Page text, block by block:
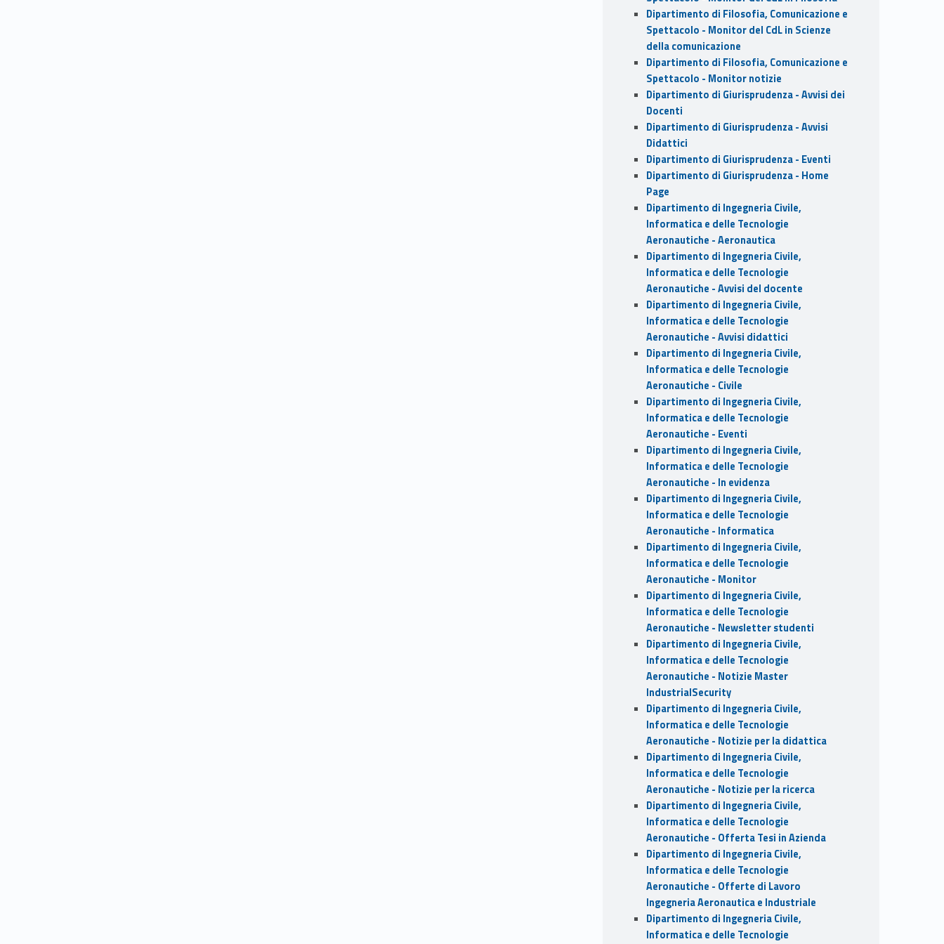
Dipartimento di Filosofia, Comunicazione e
Spettacolo - Monitor del CdL in Scienze
della comunicazione
Dipartimento di Filosofia, Comunicazione e
Spettacolo - Monitor notizie
Dipartimento di Giurisprudenza - Avvisi dei
Docenti
Dipartimento di Giurisprudenza - Avvisi
Didattici
Dipartimento di Giurisprudenza - Eventi
Dipartimento di Giurisprudenza - Home
Page
Dipartimento di Ingegneria Civile,
Informatica e delle Tecnologie
Aeronautiche - Aeronautica
Dipartimento di Ingegneria Civile,
Informatica e delle Tecnologie
Aeronautiche - Avvisi del docente
Dipartimento di Ingegneria Civile,
Informatica e delle Tecnologie
Aeronautiche - Avvisi didattici
Dipartimento di Ingegneria Civile,
Informatica e delle Tecnologie
Aeronautiche - Civile
Dipartimento di Ingegneria Civile,
Informatica e delle Tecnologie
Aeronautiche - Eventi
Dipartimento di Ingegneria Civile,
Informatica e delle Tecnologie
Aeronautiche - In evidenza
Dipartimento di Ingegneria Civile,
Informatica e delle Tecnologie
Aeronautiche - Informatica
Dipartimento di Ingegneria Civile,
Informatica e delle Tecnologie
Aeronautiche - Monitor
Dipartimento di Ingegneria Civile,
Informatica e delle Tecnologie
Aeronautiche - Newsletter studenti
Dipartimento di Ingegneria Civile,
Informatica e delle Tecnologie
Aeronautiche - Notizie Master
IndustrialSecurity
Dipartimento di Ingegneria Civile,
Informatica e delle Tecnologie
Aeronautiche - Notizie per la didattica
Dipartimento di Ingegneria Civile,
Informatica e delle Tecnologie
Aeronautiche - Notizie per la ricerca
Dipartimento di Ingegneria Civile,
Informatica e delle Tecnologie
Aeronautiche - Offerta Tesi in Azienda
Dipartimento di Ingegneria Civile,
Informatica e delle Tecnologie
Aeronautiche - Offerte di Lavoro
Ingegneria Aeronautica e Industriale
Dipartimento di Ingegneria Civile,
Informatica e delle Tecnologie